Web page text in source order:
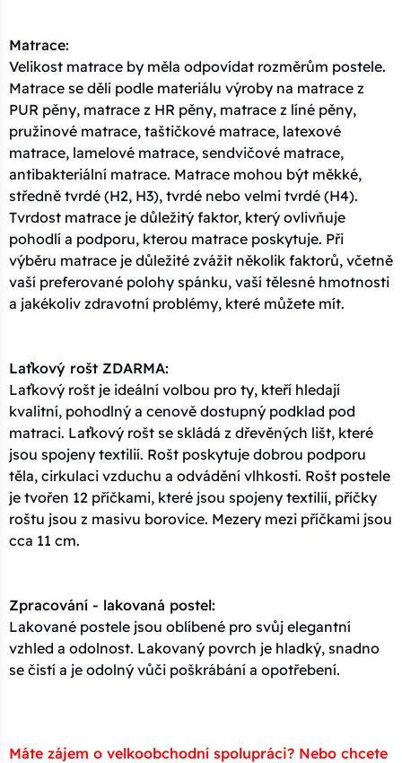
Matrace:
Velikost matrace by měla odpovídat rozměrům postele.
Matrace se dělí podle materiálu výroby na matrace z
PUR pěny, matrace z HR pěny, matrace z líné pěny,
pružinové matrace, taštičkové matrace, latexové
matrace, lamelové matrace, sendvičové matrace,
antibakteriální matrace. Matrace mohou být měkké,
středně tvrdé (H2, H3), tvrdé nebo velmi tvrdé (H4).
Tvrdost matrace je důležitý faktor, který ovlivňuje
pohodlí a podporu, kterou matrace poskytuje. Při
výběru matrace je důležité zvážit několik faktorů, včetně
vaší preferované polohy spánku, vaší tělesné hmotnosti
a jakékoliv zdravotní problémy, které můžete mít.
Laťkový rošt ZDARMA:
Laťkový rošt je ideální volbou pro ty, kteří hledají
kvalitní, pohodlný a cenově dostupný podklad pod
matraci. Laťkový rošt se skládá z dřevěných lišt, které
jsou spojeny textilií. Rošt poskytuje dobrou podporu
těla, cirkulaci vzduchu a odvádění vlhkosti. Rošt postele
je tvořen 12 příčkami, které jsou spojeny textilií, příčky
roštu jsou z masivu borovice. Mezery mezi příčkami jsou
cca 11 cm.
Zpracování - lakovaná postel:
Lakované postele jsou oblíbené pro svůj elegantní
vzhled a odolnost. Lakovaný povrch je hladký, snadno
se čistí a je odolný vůči poškrábání a opotřebení.
Máte zájem o velkoobchodní spolupráci? Nebo chcete